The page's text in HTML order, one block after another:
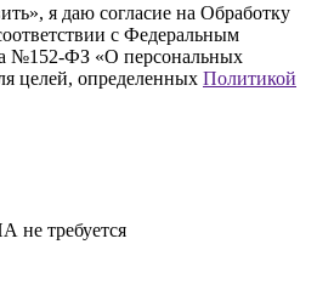
я даю согласие на Обработку
с Федеральным
№152-ФЗ «О персональных
целей, определенных Политикой
не требуется